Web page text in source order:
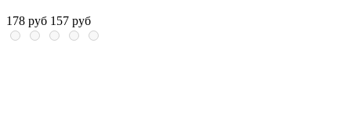
178 руб 157 руб